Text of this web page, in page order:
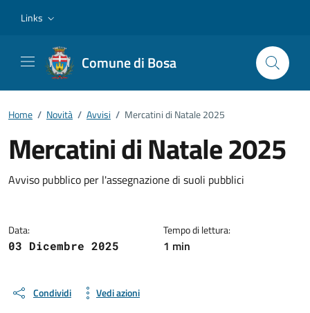
Links
Comune di Bosa
Home / Novità / Avvisi / Mercatini di Natale 2025
Mercatini di Natale 2025
Dettagli della notizia
Avviso pubblico per l'assegnazione di suoli pubblici
Data:
03 Dicembre 2025
Tempo di lettura:
1 min
Condividi Vedi azioni